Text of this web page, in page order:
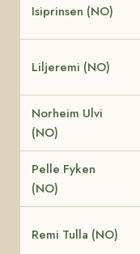
Isiprinsen (NO)
Liljeremi (NO)
Norheim Ulvi
(NO)
Pelle Fyken
(NO)
Remi Tulla (NO)